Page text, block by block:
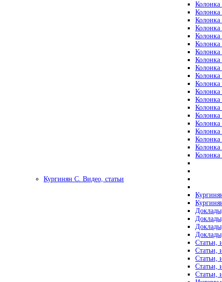
Колонка
Колонка
Колонка
Колонка
Колонка
Колонка
Колонка
Колонка
Колонка
Колонка
Колонка
Колонка
Колонка
Колонка
Колонка
Колонка
Колонка
Колонка
Колонка
Колонка
Кургинян С. Видео, статьи
Статьи,
Статьи,
Статьи,
Статьи,
Статьи,